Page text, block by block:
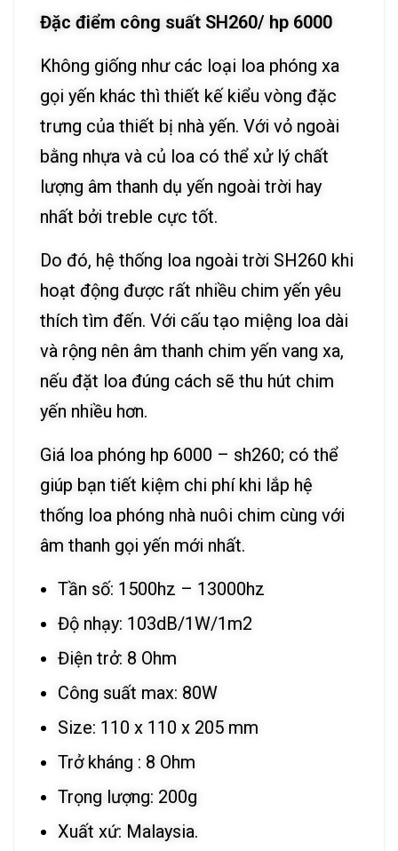
Đặc điểm công suất SH260/ hp 6000
Không giống như các loại loa phóng xa
gọi yến khác thì thiết kế kiểu vòng đặc
trưng của thiết bị nhà yến. Với vỏ ngoài
bằng nhựa và củ loa có thể xử lý chất
lượng âm thanh dụ yến ngoài trời hay
nhất bởi treble cực tốt.
Do đó, hệ thống loa ngoài trời SH260 khi
hoạt động được rất nhiều chim yến yêu
thích tìm đến. Với cấu tạo miệng loa dài
và rộng nên âm thanh chim yến vang xa,
nếu đặt loa đúng cách sẽ thu hút chim
yến nhiều hơn.
Giá loa phóng hp 6000 – sh260; có thể
giúp bạn tiết kiệm chi phí khi lắp hệ
thống loa phóng nhà nuôi chim cùng với
âm thanh gọi yến mới nhất.
Tần số: 1500hz – 13000hz
Độ nhạy: 103dB/1W/1m2
Điện trở: 8 Ohm
Công suất max: 80W
Size: 110 x 110 x 205 mm
Trở kháng : 8 Ohm
Trọng lượng: 200g
Xuất xứ: Malaysia.